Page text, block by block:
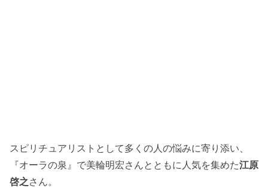
スピリチュアリストとして多くの人の悩みに寄り添い、
『オーラの泉』で美輪明宏さんとともに人気を集めた江原
啓之さん。